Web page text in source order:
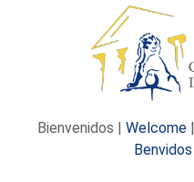
Bienvenidos | Welcome |
Benvidos